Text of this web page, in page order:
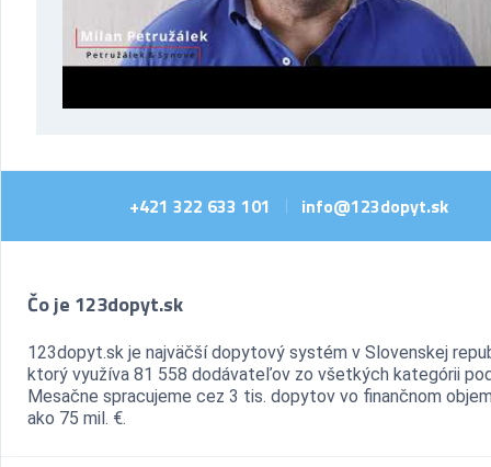
+421 322 633 101 info@123dopyt.sk
Čo je 123dopyt.sk
123dopyt.sk je najväčší dopytový systém v Slovenskej
ktorý využíva 81 558 dodávateľov zo všetkých kategórii
Mesačne spracujeme cez 3 tis. dopytov vo finančnom
ako 75 mil. €.